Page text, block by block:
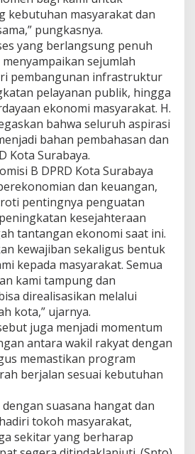
kebutuhan masyarakat dan
pungkasnya.
yang berlangsung penuh
sejumlah
pembangunan infrastruktur
pelayanan publik, hingga
ekonomi masyarakat. H.
bahwa seluruh aspirasi
bahan pembahasan dan
Kota Surabaya.
B DPRD Kota Surabaya
dan keuangan,
pentingnya penguatan
kesejahteraan
tantangan ekonomi saat ini.
kewajiban sekaligus bentuk
kepada masyarakat. Semua
kami tampung dan
direalisasikan melalui
kota,” ujarnya.
juga menjadi momentum
antara wakil rakyat dengan
memastikan program
berjalan sesuai kebutuhan
suasana hangat dan
tokoh masyarakat,
sekitar yang berharap